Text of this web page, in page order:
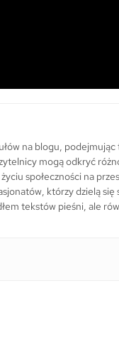
na blogu, podejmując
mogą odkryć
społeczności na
którzy dzielą się
tekstów pieśni, ale